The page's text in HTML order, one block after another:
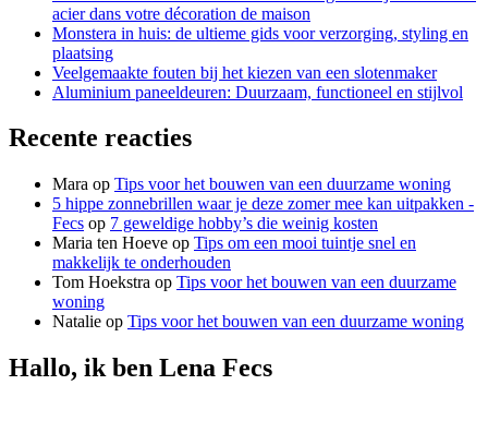
acier dans votre décoration de maison
Monstera in huis: de ultieme gids voor verzorging, styling en
plaatsing
Veelgemaakte fouten bij het kiezen van een slotenmaker
Aluminium paneeldeuren: Duurzaam, functioneel en stijlvol
Recente reacties
Mara op Tips voor het bouwen van een duurzame woning
5 hippe zonnebrillen waar je deze zomer mee kan uitpakken -
Fecs op 7 geweldige hobby’s die weinig kosten
Maria ten Hoeve op Tips om een mooi tuintje snel en
makkelijk te onderhouden
Tom Hoekstra op Tips voor het bouwen van een duurzame
woning
Natalie op Tips voor het bouwen van een duurzame woning
Hallo, ik ben Lena Fecs